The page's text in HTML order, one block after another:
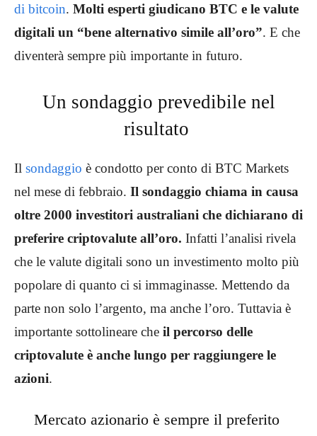
di bitcoin. Molti esperti giudicano BTC e le valute
digitali un “bene alternativo simile all’oro”. E che
diventerà sempre più importante in futuro.
Un sondaggio prevedibile nel
risultato
Il sondaggio è condotto per conto di BTC Markets
nel mese di febbraio. Il sondaggio chiama in causa
oltre 2000 investitori australiani che dichiarano di
preferire criptovalute all’oro. Infatti l’analisi rivela
che le valute digitali sono un investimento molto più
popolare di quanto ci si immaginasse. Mettendo da
parte non solo l’argento, ma anche l’oro. Tuttavia è
importante sottolineare che il percorso delle
criptovalute è anche lungo per raggiungere le
azioni.
Mercato azionario è sempre il preferito